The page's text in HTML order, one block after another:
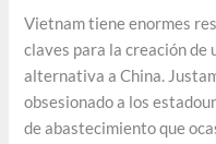
Vietnam tiene enormes
claves para la creación de
alternativa a China.
obsesionado a los
de abastecimiento que